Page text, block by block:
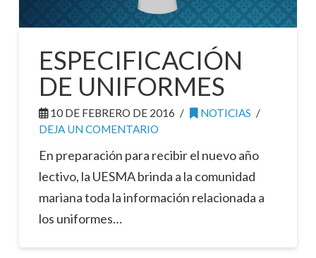
ESPECIFICACIÓN
DE UNIFORMES
10 DE FEBRERO DE 2016
NOTICIAS
DEJA UN COMENTARIO
En preparación para recibir el nuevo año
lectivo, la UESMA brinda a la comunidad
mariana toda la información relacionada a
los uniformes…